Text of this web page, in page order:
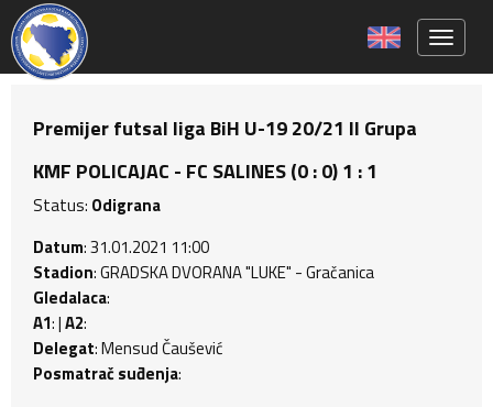
Premijer futsal liga BiH U-19 20/21 II Grupa
KMF POLICAJAC - FC SALINES (0 : 0) 1 : 1
Status: Odigrana
Datum: 31.01.2021 11:00
Stadion: GRADSKA DVORANA "LUKE" - Gračanica
Gledalaca:
A1: |A2:
Delegat: Mensud Čaušević
Posmatrač suđenja: